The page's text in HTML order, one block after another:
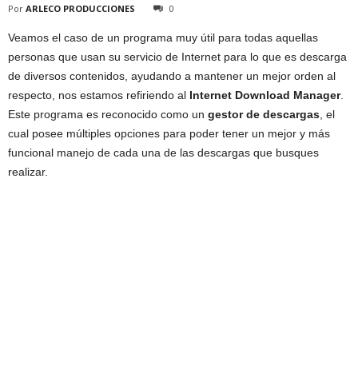
Por ARLECO PRODUCCIONES 0
Veamos el caso de un programa muy útil para todas aquellas
personas que usan su servicio de Internet para lo que es descarga
de diversos contenidos, ayudando a mantener un mejor orden al
respecto, nos estamos refiriendo al Internet Download Manager.
Este programa es reconocido como un gestor de descargas , el
cual posee múltiples opciones para poder tener un mejor y más
funcional manejo de cada una de las descargas que busques
realizar.